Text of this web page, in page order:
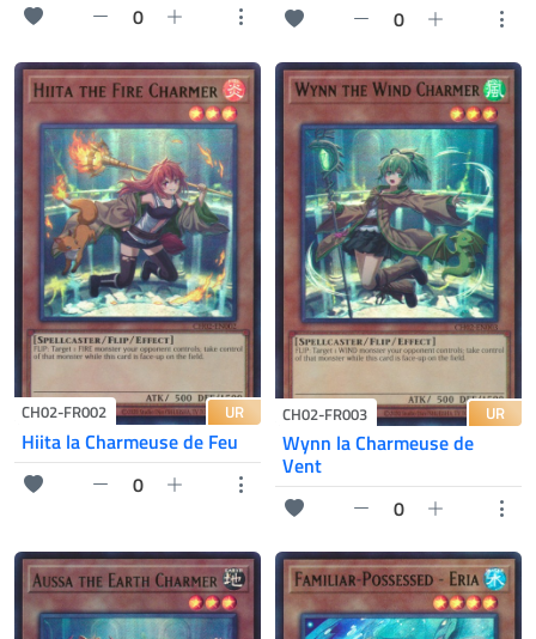
0
0
CH02-FR002 UR
Hiita la Charmeuse de Feu
0
CH02-FR003 UR
Wynn la Charmeuse de
Vent
0